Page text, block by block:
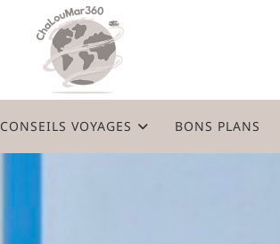
CONSEILS VOYAGES BONS PLANS